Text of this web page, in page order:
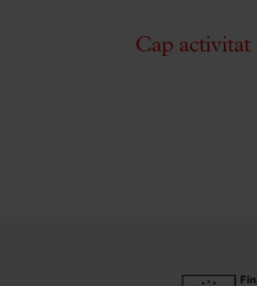
Cap activitat